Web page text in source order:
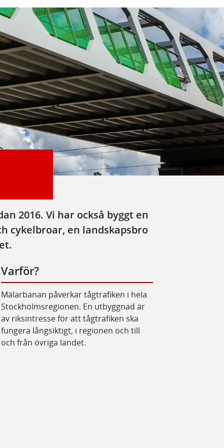
2016. Vi har också byggt en
cykelbroar, en landskapsbro
Varför?
Mälarbanan påverkar tågtrafiken i hela
Stockholmsregionen. En utbyggnad är
av riksintresse för att tågtrafiken ska
fungera långsiktigt, i regionen och till
och från övriga landet.